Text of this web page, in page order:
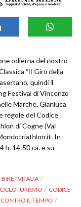
odierna del nostro
“Il Giro della
quindi il
Festival di Vincenzo
Marche, Gianluca
regole del Codice
di Cogne (Val
In
h. 14:50 ca. e su
BIKETVITALIA
CICLOTURISMO
CODICE
CONTRO IL TEMPO